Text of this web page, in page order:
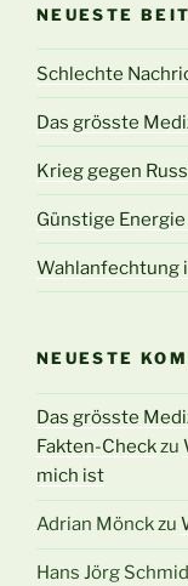
NEUESTE
Schlechte
Das grösste
Krieg gegen
Günstige
Wahlanfechtung
NEUESTE
Das grösste
Fakten-Checkzu
mich ist
Adrian Mönckzu
Hans Jörg